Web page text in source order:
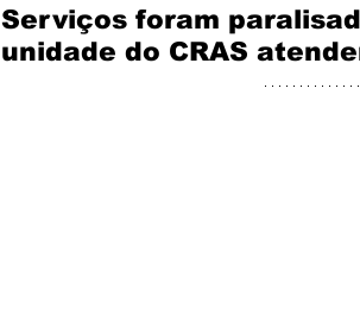
Serviços foram
unidade do CRAS